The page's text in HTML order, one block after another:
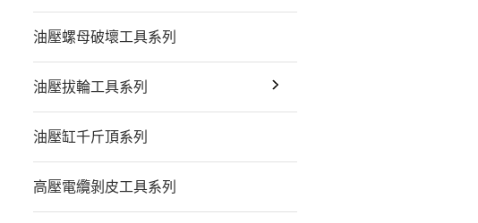
油壓螺母破壞工具系列
油壓拔輪工具系列
油壓缸千斤頂系列
高壓電纜剝皮工具系列